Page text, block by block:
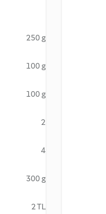
250 g
100 g
100 g
2
4
300 g
2 TL